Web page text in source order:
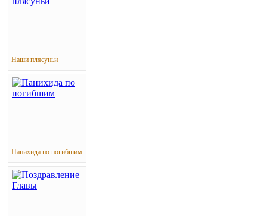
Наши плясуньи
Панихида по погибшим